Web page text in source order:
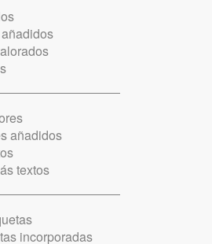
añadidos
textos
incorporadas